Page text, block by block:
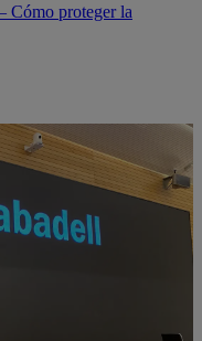
Cómo proteger la